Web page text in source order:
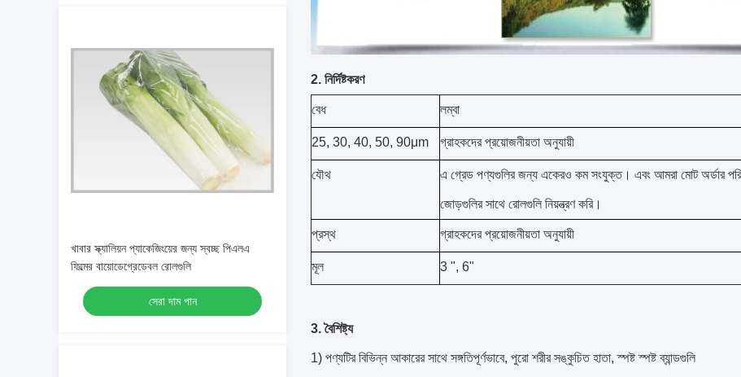
খাবার স্ক্যালিয়ন প্যাকেজিংয়ের জন্য স্বচ্ছ পিএলএ
ফিল্মের বায়োডেগ্রেডেবল রোলগুলি
সেরা দাম পান
2. নির্দিষ্টকরণ
বেধ লম্বা
25, 30, 40, 50, 90μm গ্রাহকদের প্রয়োজনীয়তা অনুযায়ী
যৌথ এ গ্রেড পণ্যগুলির জন্য একেরও কম সংযুক্ত। এবং আমরা মোট অর্ডার
জোড়গুলির সাথে রোলগুলি নিয়ন্ত্রণ করি।
প্রস্থ গ্রাহকদের প্রয়োজনীয়তা অনুযায়ী
মূল 3 ", 6"
3. বৈশিষ্ট্য
1) পণ্যটির বিভিন্ন আকারের সাথে সঙ্গতিপূর্ণভাবে, পুরো শরীর সঙ্কুচিত হাতা, স্পষ্ট স্পষ্ট ব্যান্ডগুলি